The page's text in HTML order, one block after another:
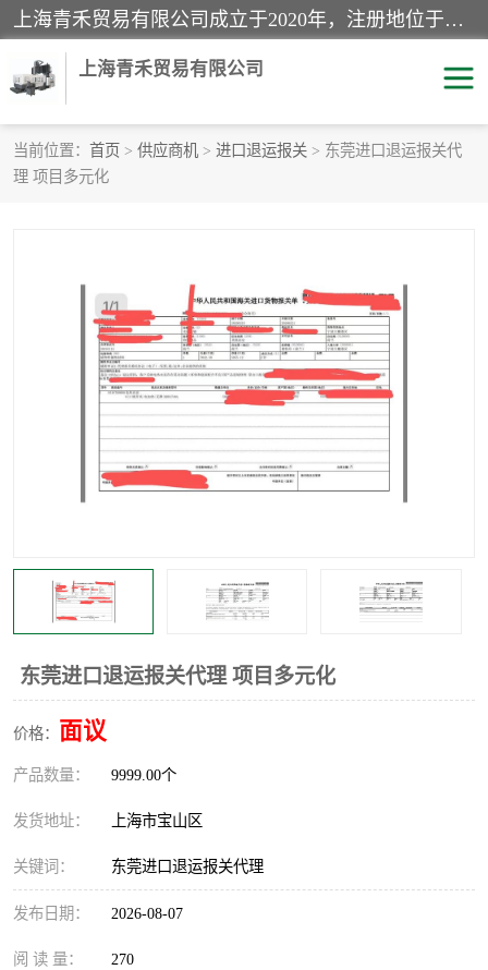
上海青禾贸易有限公司成立于2020年，注册地位于上海市宝山区。经营范围包括：机械设备、五金制品、劳防用品、电子产品、塑胶制品、家具、模具、纺织品、仪器仪表、建筑材料、装饰材料、化工产品、金属制品、机车配件等货物进出口报关、清关服务。
上海青禾贸易有限公司
当前位置： 首页 > 供应商机 > 进口退运报关 > 东莞进口退运报关代
理 项目多元化
东莞进口退运报关代理 项目多元化
价格： 面议
产品数量： 9999.00个
发货地址： 上海市宝山区
关键词： 东莞进口退运报关代理
发布日期： 2026-08-07
阅 读 量： 270
酒类饮料报关
快递清关 进口杂货清关
家用电器报关 机床进口清关
国际灯具清关